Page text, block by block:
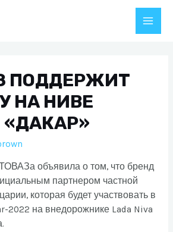
Main
ПОДДЕРЖИТ
НА НИВЕ
объявила о том, что бренд
партнером частной
которая будет участвовать в
2022 на внедорожнике Lada Niva